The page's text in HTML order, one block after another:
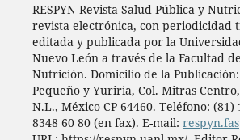
RESPYN Revista Salud Pública y
revista electrónica, con periodicidad
editada y publicada por la
Nuevo León a través de la Facultad
Nutrición. Domicilio de la
Pequeño y Yuriria, Col. Mitras
N.L., México CP 64460. Teléfono: (81)
8348 60 80 (en fax). E-mail: